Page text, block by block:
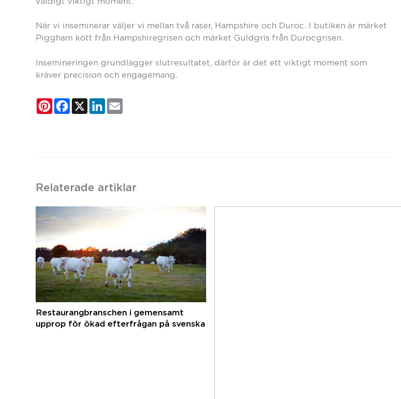
När vi inseminerar väljer vi mellan två raser, Hampshire och Duroc. I butiken är märket
Piggham kött från Hampshiregrisen och märket Guldgris från Durocgrisen.
Insemineringen grundlägger slutresultatet, därför är det ett viktigt moment som
kräver precision och engagemang.
P
s
F
k
X
L
n
Relaterade artiklar
Restaurangbranschen i gemensamt
upprop för ökad efterfrågan på svenska